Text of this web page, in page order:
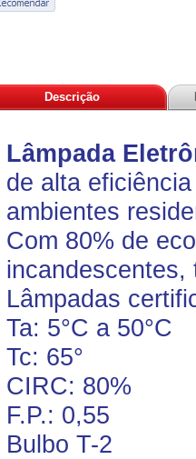
Descrição
Lâmpada
de alta
ambientes
Com 80% de
incandescentes,
Lâmpadas
Ta: 5°C a 50°C
Tc: 65°
CIRC: 80%
F.P.: 0,55
Bulbo T-2